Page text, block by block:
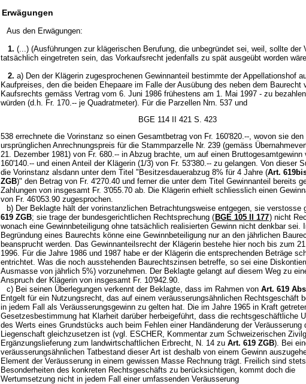
Erwägungen
Aus den Erwägungen:
1. (...) (Ausführungen zur klägerischen Berufung, die unbegründet sei, weil, sollte der
tatsächlich eingetreten sein, das Vorkaufsrecht jedenfalls zu spät ausgeübt worden
2. a) Den der Klägerin zugesprochenen Gewinnanteil bestimmte der Appellationshof
Kaufpreises, den die beiden Ehepaare im Falle der Ausübung des neben dem Baurecht
Kaufsrechts gemäss Vertrag vom 6. Juni 1986 frühestens am 1. Mai 1997 - zu
würden (d.h. Fr. 170.-- je Quadratmeter). Für die Parzellen Nrn. 537 und
BGE 114 II 421 S. 423
538 errechnete die Vorinstanz so einen Gesamtbetrag von Fr. 160'820.--, wovon sie den
ursprünglichen Anrechnungspreis für die Stammparzelle Nr. 239 (gemäss
21. Dezember 1981) von Fr. 680.-- in Abzug brachte, um auf einen Bruttogesamtgewinn
160'140.-- und einen Anteil der Klägerin (1/3) von Fr. 53'380.-- zu gelangen. Von dieser
die Vorinstanz alsdann unter dem Titel "Besitzesdauerabzug 8% für 4 Jahre (Art.
ZGB)" den Betrag von Fr. 4'270.40 und ferner die unter dem Titel Gewinnanteil bereits
Zahlungen von insgesamt Fr. 3'055.70 ab. Die Klägerin erhielt schliesslich einen
von Fr. 46'053.90 zugesprochen.
b) Der Beklagte hält der vorinstanzlichen Betrachtungsweise entgegen, sie verstosse
619 ZGB; sie trage der bundesgerichtlichen Rechtsprechung ( BGE 105 II 177) nicht
wonach eine Gewinnbeteiligung ohne tatsächlich realisierten Gewinn nicht denkbar sei.
Begründung eines Baurechts könne eine Gewinnbeteiligung nur an den jährlichen
beansprucht werden. Das Gewinnanteilsrecht der Klägerin bestehe hier noch bis zum
1996. Für die Jahre 1986 und 1987 habe er der Klägerin die entsprechenden Beträge
entrichtet. Was die noch ausstehenden Baurechtszinsen betreffe, so sei eine
Ausmasse von jährlich 5%) vorzunehmen. Der Beklagte gelangt auf diesem Weg zu
Anspruch der Klägerin von insgesamt Fr. 10'942.90.
c) Bei seinen Überlegungen verkennt der Beklagte, dass im Rahmen von Art. 619
Entgelt für ein Nutzungsrecht, das auf einem veräusserungsähnlichen Rechtsgeschäft
in jedem Fall als Veräusserungsgewinn zu gelten hat. Die im Jahre 1965 in Kraft
Gesetzesbestimmung hat Klarheit darüber herbeigeführt, dass die rechtsgeschäftliche
des Werts eines Grundstücks auch beim Fehlen einer Handänderung der Veräusserung
Liegenschaft gleichzusetzen ist (vgl. ESCHER, Kommentar zum Schweizerischen
Ergänzungslieferung zum landwirtschaftlichen Erbrecht, N. 14 zu Art. 619 ZGB). Bei
veräusserungsähnlichen Tatbestand dieser Art ist deshalb von einem Gewinn
Element der Veräusserung in einem gewissen Masse Rechnung trägt. Freilich sind
Besonderheiten des konkreten Rechtsgeschäfts zu berücksichtigen, kommt doch die
Wertumsetzung nicht in jedem Fall einer umfassenden Veräusserung